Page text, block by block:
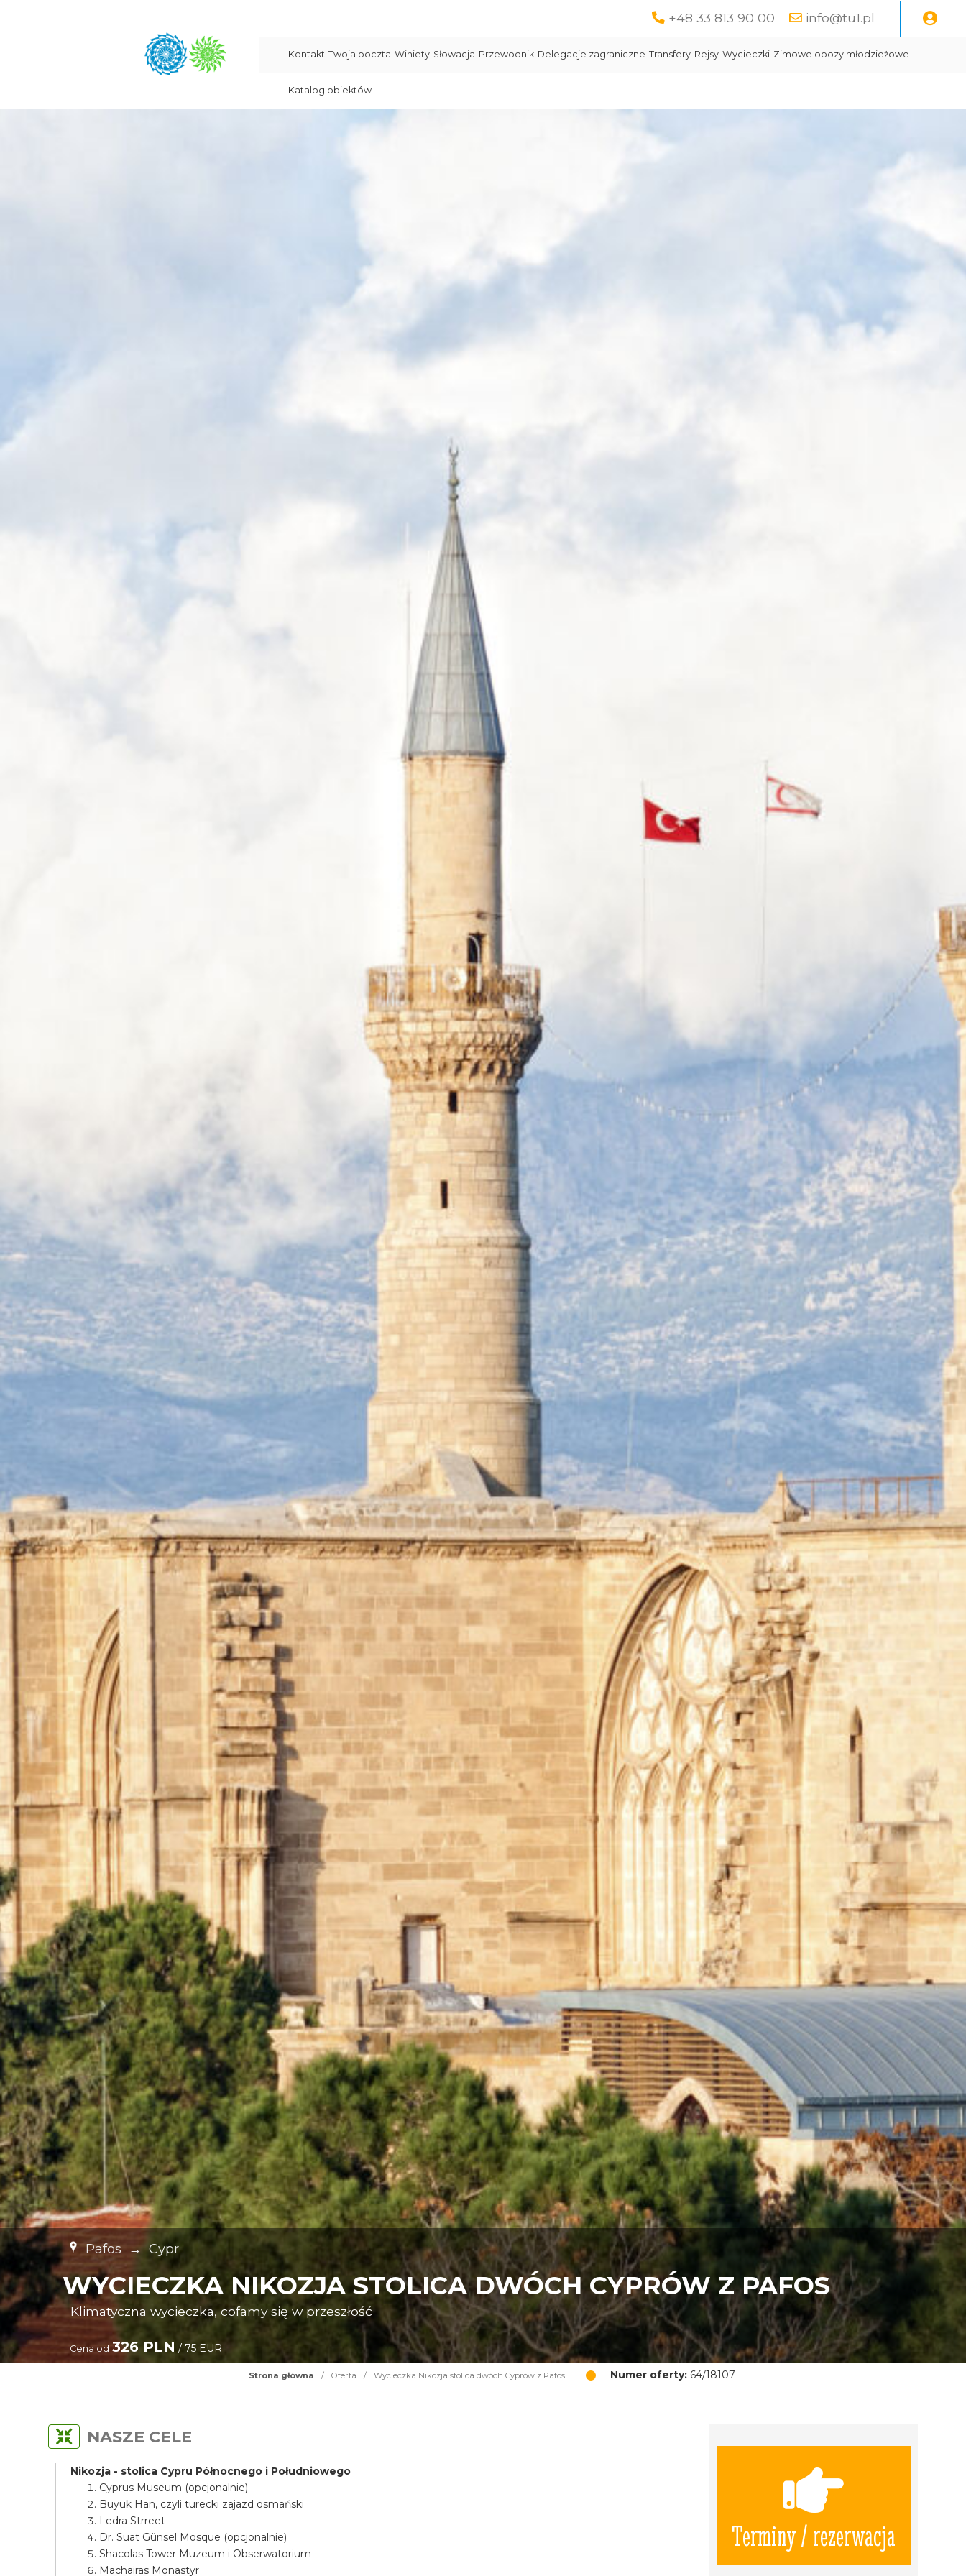
+48 33 813 90 00 info@tu1.pl
Kontakt Twoja poczta Winiety Słowacja Przewodnik Delegacje zagraniczne Transfery Rejsy Wycieczki Zimowe obozy młodzieżowe
Katalog obiektów
Pafos → Cypr
WYCIECZKA NIKOZJA STOLICA DWÓCH CYPRÓW Z PAFOS
Klimatyczna wycieczka, cofamy się w przeszłość
Cena od 326 PLN / 75 EUR
Strona główna / Oferta / Wycieczka Nikozja stolica dwóch Cyprów z Pafos Numer oferty: 64/18107
Terminy / rezerwacja
NASZE CELE
Nikozja - stolica Cypru Północnego i Południowego
Cyprus Museum (opcjonalnie)
Buyuk Han, czyli turecki zajazd osmański
Ledra Strreet
Dr. Suat Günsel Mosque (opcjonalnie)
Shacolas Tower Muzeum i Obserwatorium
Machairas Monastyr